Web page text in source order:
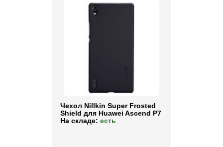
Чехол Nillkin Super Frosted
Shield для Huawei Ascend P7
На складе: есть